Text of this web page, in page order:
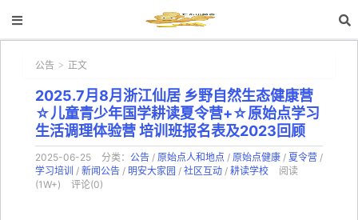
公告 > 正文
2025.7月8月浙江仙居 乡野自然生态健康营
☆儿童青少年国学耕读夏令营+☆原始点学习
生活调理体验营 培训班报名表及2023回顾
2025-06-25 分类： 公告 / 原始点人和地点 / 原始点健康 / 夏令营 /
学习培训 / 新闻公告 / 明安大家园 / 社区互动 / 耕读学校
阅读
(1W+)
评论(0)